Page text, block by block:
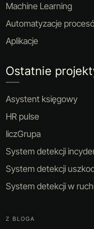
Machine Learning
Automatyzacje
Aplikacje
Ostatnie
Asystent księgowy
HR pulse
liczGrupa
System detekcji
System detekcji
System detekcji w
Z BLOGA